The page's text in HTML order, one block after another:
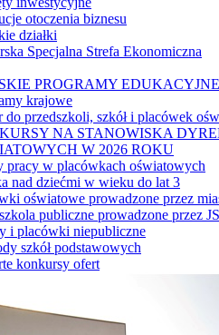
otoczenia biznesu
działki
Specjalna Strefa Ekonomiczna
PROGRAMY EDUKACYJNE
krajowe
do przedszkoli, szkół i placówek
NA STANOWISKA
W 2026 ROKU
pracy w placówkach oświatowych
nad dziećmi w wieku do lat 3
oświatowe prowadzone przez
publiczne prowadzone przez
i placówki niepubliczne
szkół podstawowych
konkursy ofert